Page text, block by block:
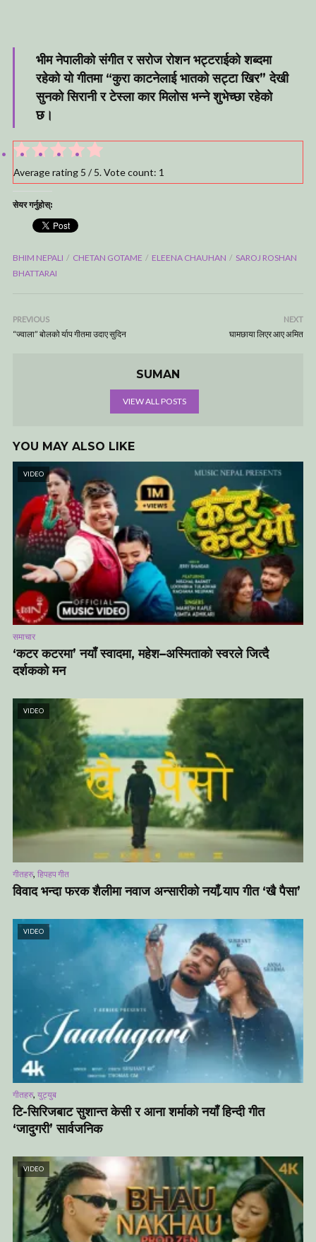
भीम नेपालीको संगीत र सरोज रोशन भट्टराईको शब्दमा
रहेको यो गीतमा “कुरा काटनेलाई भातको सट्टा खिर” देखी
सुनको सिरानी र टेस्ला कार मिलोस भन्ने शुभेच्छा रहेको
छ।
Average rating 5 / 5. Vote count: 1
सेयर गर्नुहोस्:
BHIM NEPALI CHETAN GOTAME ELEENA CHAUHAN
SAROJ ROSHAN
BHATTARAI
PREVIOUS
“ज्वाला” बोलको र्याप गीतमा उदाए सुदिन
NEXT
घामछाया लिएर आए अमित
SUMAN
VIEW ALL POSTS
YOU MAY ALSO LIKE
VIDEO
समाचार
‘कटर कटरमा’ नयाँ स्वादमा, महेश–अस्मिताको स्वरले जित्दै
दर्शकको मन
VIDEO
गीतहरु, हिपहप गीत
विवाद भन्दा फरक शैलीमा नवाज अन्सारीको नयाँ र्‍याप गीत ‘खै पैसा’
VIDEO
गीतहरु, युट्युब
टि-सिरिजबाट सुशान्त केसी र आना शर्माको नयाँ हिन्दी गीत
‘जादुगरी’ सार्वजनिक
VIDEO